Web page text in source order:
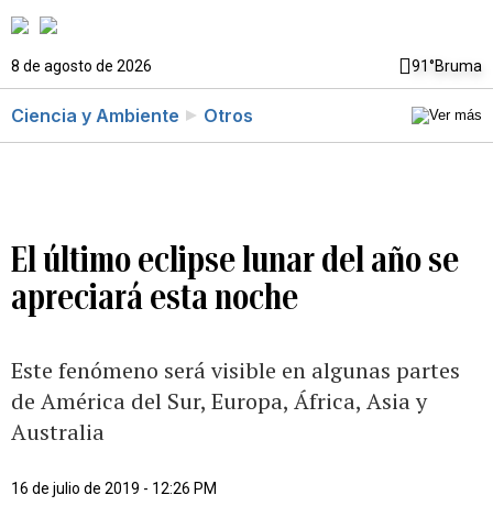
8 de agosto de 2026 91°Bruma
Ciencia y Ambiente Otros
El último eclipse lunar del año se
apreciará esta noche
Este fenómeno será visible en algunas partes
de América del Sur, Europa, África, Asia y
Australia
16 de julio de 2019 - 12:26 PM